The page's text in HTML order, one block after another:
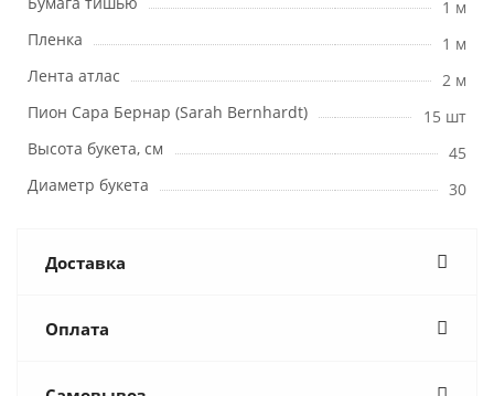
1 м
Пленка
1 м
Лента атлас
2 м
Пион Сара Бернар (Sarah Bernhardt)
15 шт
Высота букета, см
45
Диаметр букета
30
Доставка
Оплата